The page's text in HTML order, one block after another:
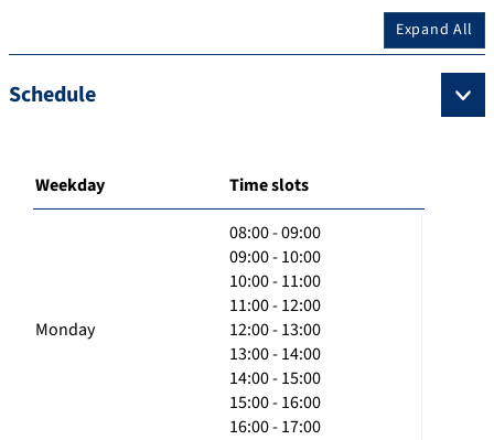
Expand All
Schedule
Weekday Time slots
Monday
08:00 - 09:00
09:00 - 10:00
10:00 - 11:00
11:00 - 12:00
12:00 - 13:00
13:00 - 14:00
14:00 - 15:00
15:00 - 16:00
16:00 - 17:00